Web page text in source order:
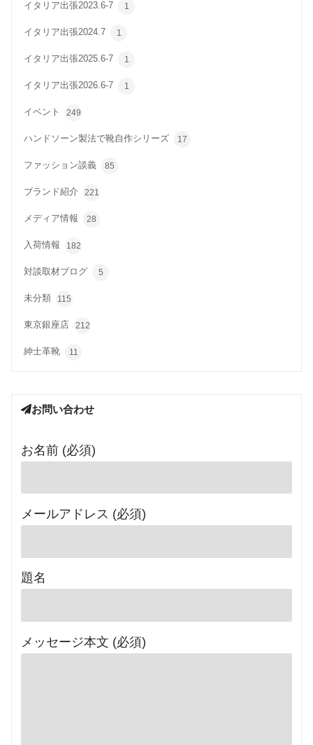
イタリア出張2023.6-7 1
イタリア出張2024.7 1
イタリア出張2025.6-7 1
イタリア出張2026.6-7 1
イベント 249
ハンドソーン製法で靴自作シリーズ 17
ファッション談義 85
ブランド紹介 221
メディア情報 28
入荷情報 182
対談取材ブログ 5
未分類 115
東京銀座店 212
紳士革靴 11
お問い合わせ
お名前 (必須)
メールアドレス (必須)
題名
メッセージ本文 (必須)